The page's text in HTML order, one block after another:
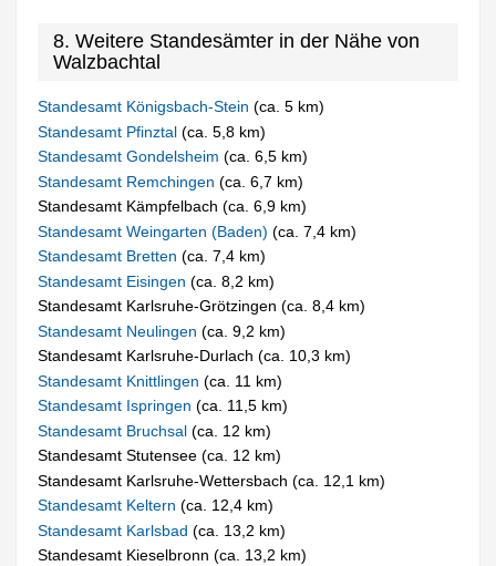
8. Weitere Standesämter in der Nähe von
Walzbachtal
Standesamt Königsbach-Stein(ca. 5 km)
Standesamt Pfinztal(ca. 5,8 km)
Standesamt Gondelsheim(ca. 6,5 km)
Standesamt Remchingen(ca. 6,7 km)
Standesamt Kämpfelbach (ca. 6,9 km)
Standesamt Weingarten (Baden)(ca. 7,4 km)
Standesamt Bretten(ca. 7,4 km)
Standesamt Eisingen(ca. 8,2 km)
Standesamt Karlsruhe-Grötzingen (ca. 8,4 km)
Standesamt Neulingen(ca. 9,2 km)
Standesamt Karlsruhe-Durlach (ca. 10,3 km)
Standesamt Knittlingen(ca. 11 km)
Standesamt Ispringen(ca. 11,5 km)
Standesamt Bruchsal(ca. 12 km)
Standesamt Stutensee (ca. 12 km)
Standesamt Karlsruhe-Wettersbach (ca. 12,1 km)
Standesamt Keltern(ca. 12,4 km)
Standesamt Karlsbad(ca. 13,2 km)
Standesamt Kieselbronn (ca. 13,2 km)